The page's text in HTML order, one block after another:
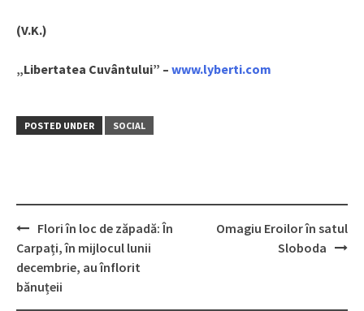
(V.K.)
„Libertatea Cuvântului” – www.lyberti.com
POSTED UNDER SOCIAL
Post
navigation
Flori în loc de zăpadă: În
Carpați, în mijlocul lunii
decembrie, au înflorit
bănuțeii
Omagiu Eroilor în satul
Sloboda